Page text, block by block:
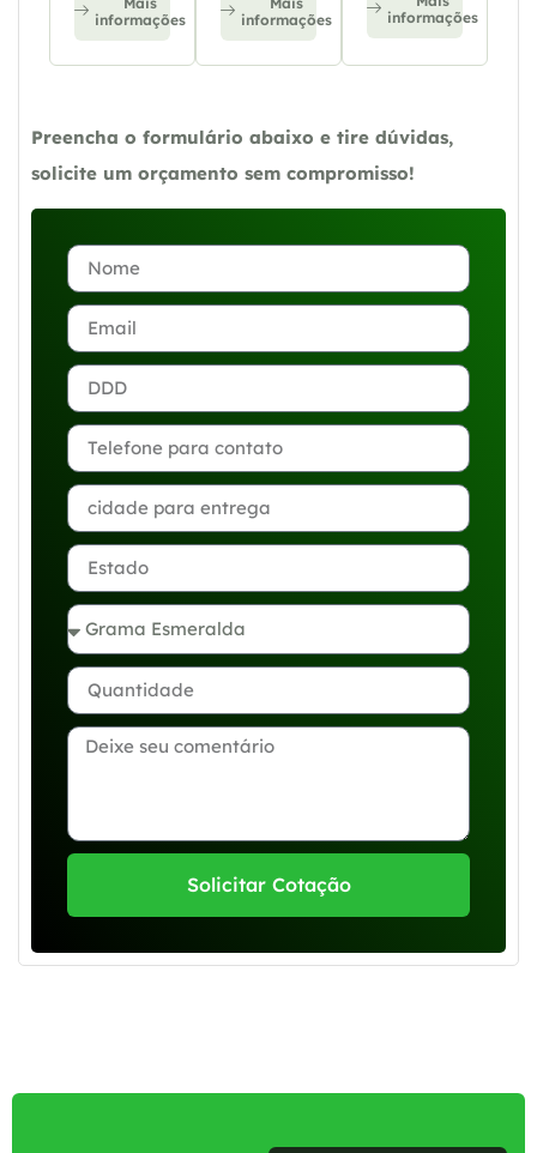
informações
informações
informações
Preencha o formulário abaixo e tire dúvidas,
solicite um orçamento sem compromisso!
Solicitar Cotação